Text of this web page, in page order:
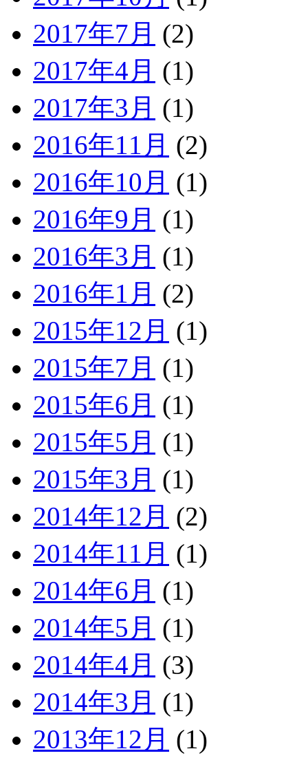
2017年7月 (2)
2017年4月 (1)
2017年3月 (1)
2016年11月 (2)
2016年10月 (1)
2016年9月 (1)
2016年3月 (1)
2016年1月 (2)
2015年12月 (1)
2015年7月 (1)
2015年6月 (1)
2015年5月 (1)
2015年3月 (1)
2014年12月 (2)
2014年11月 (1)
2014年6月 (1)
2014年5月 (1)
2014年4月 (3)
2014年3月 (1)
2013年12月 (1)